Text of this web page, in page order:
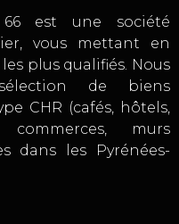
66 est une société
vous mettant en
plus qualifiés. Nous
de biens
CHR (cafés, hôtels,
murs
dans les Pyrénées-